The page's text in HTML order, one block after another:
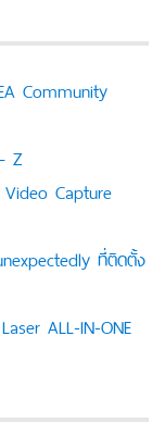
Community
Z
Video Capture
ที่ติดตั้ง
ALL-IN-ONE